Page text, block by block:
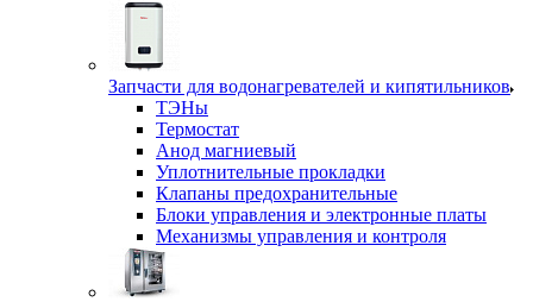
Запчасти для водонагревателей и кипятильников
ТЭНы
Термостат
Анод магниевый
Уплотнительные прокладки
Клапаны предохранительные
Блоки управления и электронные платы
Механизмы управления и контроля